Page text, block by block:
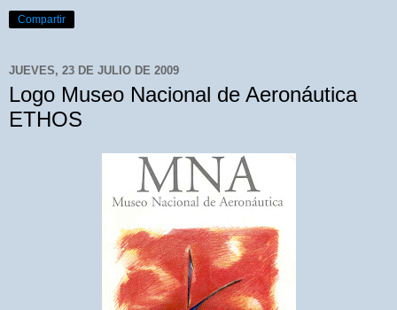
Compartir
JUEVES, 23 DE JULIO DE 2009
Logo Museo Nacional de Aeronáutica
ETHOS